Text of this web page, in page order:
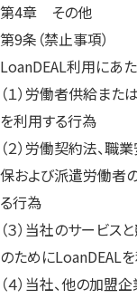
第4章 その他
第9条（禁止事項）
LoanDEAL利用にあた
（１）労働者供給ま
を利用する行為
（２）労働契約法、
保および派遣労働者
る行為
（３）当社のサービ
のためにLoanDEAL
（４）当社、他の加